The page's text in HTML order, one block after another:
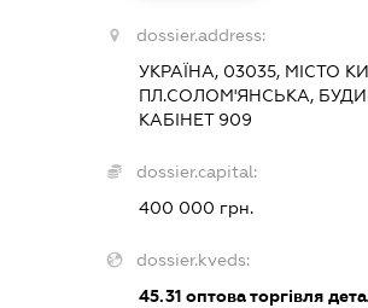
dossier.address:
УКРАЇНА, 03035, МІСТО
ПЛ.СОЛОМ'ЯНСЬКА,
КАБІНЕТ 909
dossier.capital:
400 000 грн.
dossier.kveds:
45.31оптова торгівля